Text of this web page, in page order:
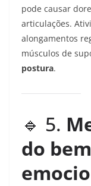
pode causar
articulações.
alongamentos
músculos de
postura.
🔹 5.
do